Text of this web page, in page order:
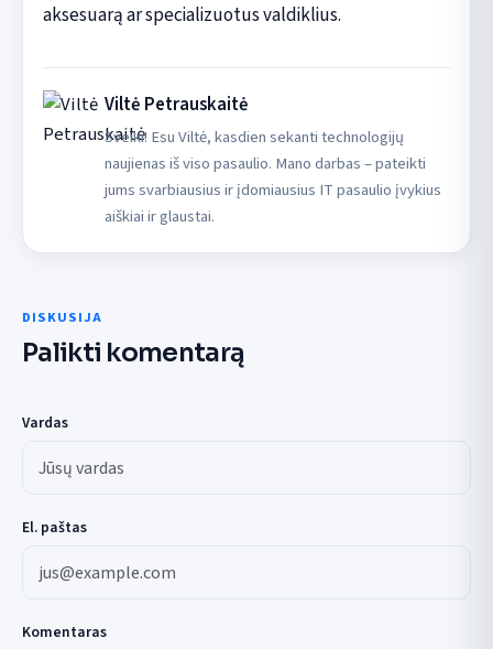
aksesuarą ar specializuotus valdiklius.
Viltė Petrauskaitė
Sveiki! Esu Viltė, kasdien sekanti technologijų
naujienas iš viso pasaulio. Mano darbas – pateikti
jums svarbiausius ir įdomiausius IT pasaulio įvykius
aiškiai ir glaustai.
DISKUSIJA
Palikti komentarą
Vardas
El. paštas
Komentaras